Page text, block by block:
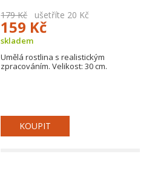
179 Kčušetříte 20 Kč
159 Kč
skladem
Umělá rostlina s realistickým
zpracováním. Velikost: 30 cm.
KOUPIT